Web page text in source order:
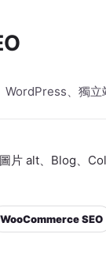
、獨立
片 alt、Blog、
WooCommerce SEO